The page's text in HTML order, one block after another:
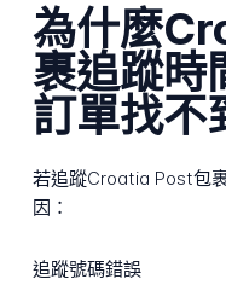
為什麼
裹追蹤時
訂單找不
若追蹤Croatia Post包
因：
追蹤號碼錯誤